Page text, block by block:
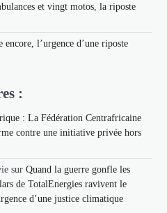
et vingt motos, la riposte
l’urgence d’une riposte
:
: La Fédération Centrafricaine
contre une initiative privée hors
surQuand la guerre gonfle les
de TotalEnergies ravivent le
d’une justice climatique